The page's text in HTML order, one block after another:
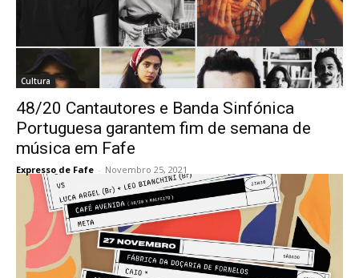
Cultura
48/20 Cantautores e Banda Sinfónica
Portuguesa garantem fim de semana de
música em Fafe
Expresso de Fafe - Novembro 25, 2021